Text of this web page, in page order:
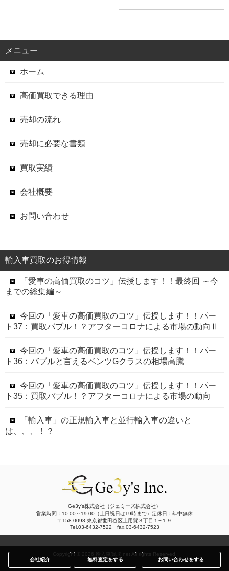
メニュー
ホーム
高価買取できる理由
売却の流れ
売却に必要な書類
買取実績
会社概要
お問い合わせ
輸入車買取のお得情報
「愛車の高価買取のコツ」伝授します！！最終回 ～今
までの総集編～
今回の「愛車の高価買取のコツ」伝授します！！パー
ト37：買取バブル！？アフターコロナによる市場の動向Ⅱ
今回の「愛車の高価買取のコツ」伝授します！！パー
ト36：バブルと言えるベンツGクラスの相場高騰
今回の「愛車の高価買取のコツ」伝授します！！パー
ト35：買取バブル！？アフターコロナによる市場の動向
「輸入車」の正規輸入車と並行輸入車の違いと
は、、、！？
Ge3y's株式会社（ジェミーズ株式会社）
営業時間：10:00～19:00（土日祝日は19時まで）定休日：年中無休
〒158-0098 東京都世田谷区上用賀３丁目１−１９
Tel.03-6432-7522 fax.03-6432-7523
Copyright © 2026 輸入車買取.net All rights Reserved.
会社紹介
無料査定をする お問い合わせをする